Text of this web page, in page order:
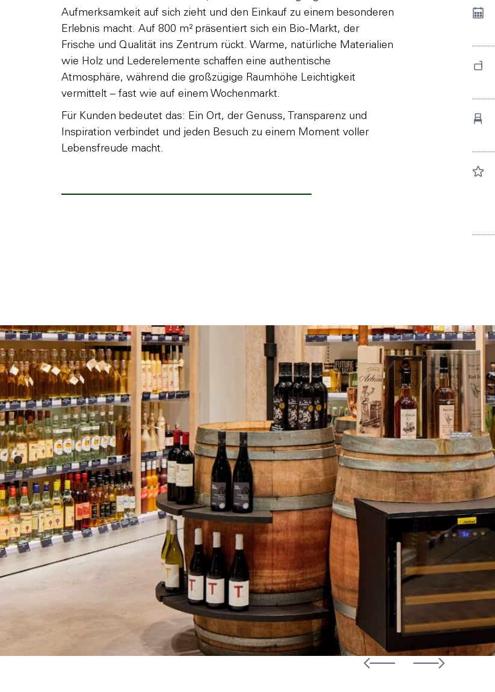
Aufmerksamkeit auf sich zieht und den Einkauf zu einem besonderen
Erlebnis macht. Auf 800 m² präsentiert sich ein Bio-Markt, der
Frische und Qualität ins Zentrum rückt. Warme, natürliche Materialien
wie Holz und Lederelemente schaffen eine authentische
Atmosphäre, während die großzügige Raumhöhe Leichtigkeit
vermittelt – fast wie auf einem Wochenmarkt.
Für Kunden bedeutet das: Ein Ort, der Genuss, Transparenz und
Inspiration verbindet und jeden Besuch zu einem Moment voller
Lebensfreude macht.